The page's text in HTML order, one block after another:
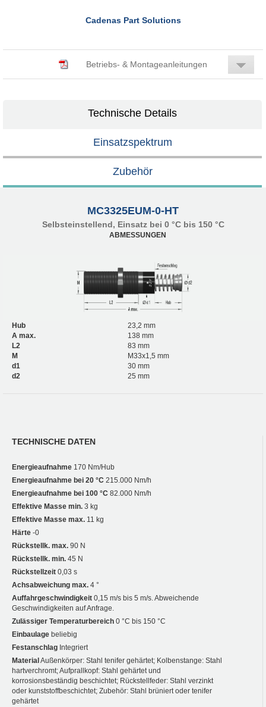
Cadenas Part Solutions
Betriebs- & Montageanleitungen
Technische Details
Einsatzspektrum
Zubehör
MC3325EUM-0-HT
Selbsteinstellend, Einsatz bei 0 °C bis 150 °C
ABMESSUNGEN
Hub
23,2 mm
A max.
138 mm
L2
83 mm
M
M33x1,5 mm
d1
30 mm
d2
25 mm
TECHNISCHE DATEN
Energieaufnahme 170 Nm/Hub
Energieaufnahme bei 20 °C 215.000 Nm/h
Energieaufnahme bei 100 °C 82.000 Nm/h
Effektive Masse min. 3 kg
Effektive Masse max. 11 kg
Härte -0
Rückstellk. max. 90 N
Rückstellk. min. 45 N
Rückstellzeit 0,03 s
Achsabweichung max. 4 °
Auffahrgeschwindigkeit 0,15 m/s bis 5 m/s. Abweichende
Geschwindigkeiten auf Anfrage.
Zulässiger Temperaturbereich 0 °C bis 150 °C
Einbaulage beliebig
Festanschlag Integriert
MaterialAußenkörper: Stahl tenifer gehärtet; Kolbenstange: Stahl
hartverchromt; Aufprallkopf: Stahl gehärtet und
korrosionsbeständig beschichtet; Rückstellfeder: Stahl verzinkt
oder kunststoffbeschichtet; Zubehör: Stahl brüniert oder tenifer
gehärtet